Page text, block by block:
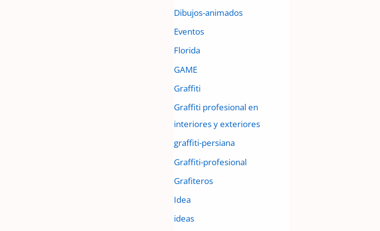
Dibujos-animados
Eventos
Florida
GAME
Graffiti
Graffiti profesional en
interiores y exteriores
graffiti-persiana
Graffiti-profesional
Grafiteros
Idea
ideas